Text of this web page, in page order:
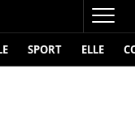
SPORT ELLE